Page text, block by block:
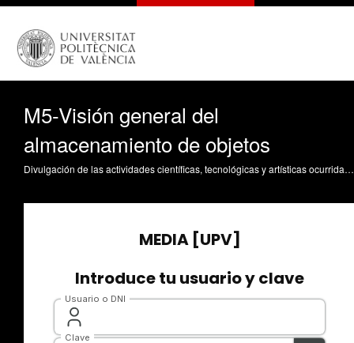
M5-Visión general del
almacenamiento de objetos
Divulgación de las actividades científicas, tecnológicas y artísticas ocurridas en los tres campus de la UPV